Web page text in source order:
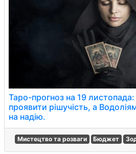
Таро-прогноз на 19
проявити рішучість, а
на надію.
Мистецтво та розваги Бюджет